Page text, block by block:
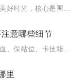
意哪些细节
乱斗西游夸父操作核心在于控血、保站位、卡技能节奏，优先用一技...
里